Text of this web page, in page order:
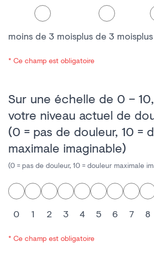
moins de 3 moisplus de 3 mois
* Ce champ est obligatoire
Sur une échelle de 0 –
votre niveau actuel de
(0 = pas de douleur, 10 =
maximale imaginable)
(0 = pas de douleur, 10 = douleur maximale
0 1 2 3 4 5 6 7 8
* Ce champ est obligatoire